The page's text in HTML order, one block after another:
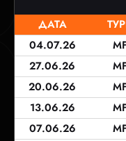
ДАТА
04.07.26
27.06.26
20.06.26
13.06.26
07.06.26